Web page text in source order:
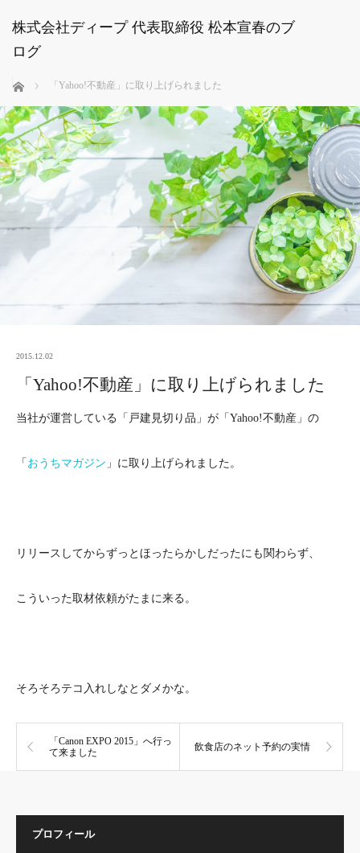
株式会社ディープ 代表取締役 松本宣春のブ
ログ
ホーム 「Yahoo!不動産」に取り上げられました
2015.12.02
「Yahoo!不動産」に取り上げられました
当社が運営している「戸建見切り品」が「Yahoo!不動産」の
「 おうちマガジン 」に取り上げられました。
リリースしてからずっとほったらかしだったにも関わらず、
こういった取材依頼がたまに来る。
そろそろテコ入れしなとダメかな。
「Canon EXPO 2015」へ行っ
て来ました
飲食店のネット予約の実情
プロフィール